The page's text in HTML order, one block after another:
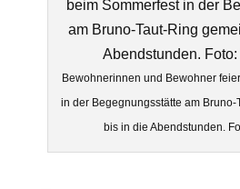
Bewohnerinnen und Bewohner
in der Begegnungsstätte am
bis in die Abendstunden.